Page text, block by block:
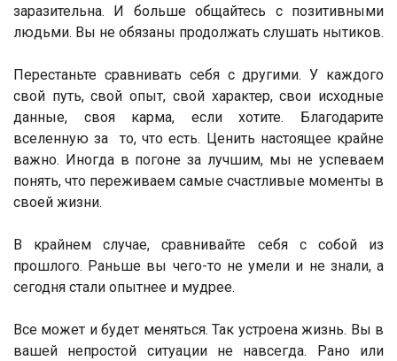
заразительна. И больше общайтесь с позитивными
людьми. Вы не обязаны продолжать слушать нытиков.
Перестаньте сравнивать себя с другими. У каждого
свой путь, свой опыт, свой характер, свои исходные
данные, своя карма, если хотите. Благодарите
вселенную за то, что есть. Ценить настоящее крайне
важно. Иногда в погоне за лучшим, мы не успеваем
понять, что переживаем самые счастливые моменты в
своей жизни.
В крайнем случае, сравнивайте себя с собой из
прошлого. Раньше вы чего-то не умели и не знали, а
сегодня стали опытнее и мудрее.
Все может и будет меняться. Так устроена жизнь. Вы в
вашей непростой ситуации не навсегда. Рано или